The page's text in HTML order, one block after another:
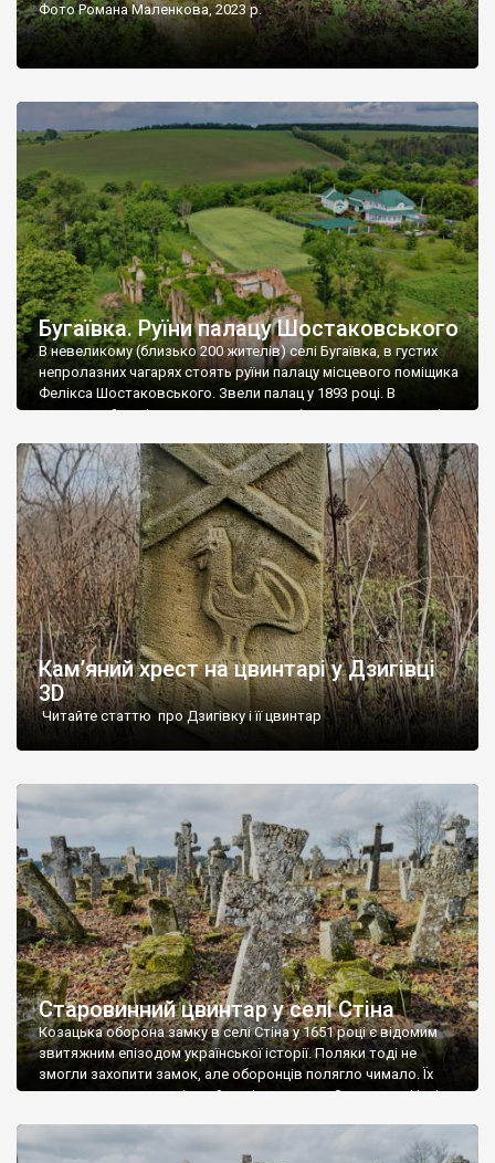
Фото Романа Маленкова, 2023 р.
Бугаївка. Руїни палацу Шостаковського
В невеликому (близько 200 жителів) селі Бугаївка, в густих
непролазних чагарях стоять руїни палацу місцевого поміщика
Фелікса Шостаковського. Звели палац у 1893 році. В
радянський період у ньому спочатку містилася школа, потім
століття тут розмістили туберкульозну лікарню. Коли із
палацу виїхала лікарня – ми точно не […]
Кам’яний хрест на цвинтарі у Дзигівці
3D
Читайте статтю про Дзигівку і її цвинтар
Старовинний цвинтар у селі Стіна
Козацька оборона замку в селі Стіна у 1651 році є відомим
звитяжним епізодом української історії. Поляки тоді не
змогли захопити замок, але оборонців полягло чимало. Їх
поховали на цвинтарі, який тоді називався Замковим. Нині на
ньому чимало хрестів 19 століття, є такі, де епітафії стер […]